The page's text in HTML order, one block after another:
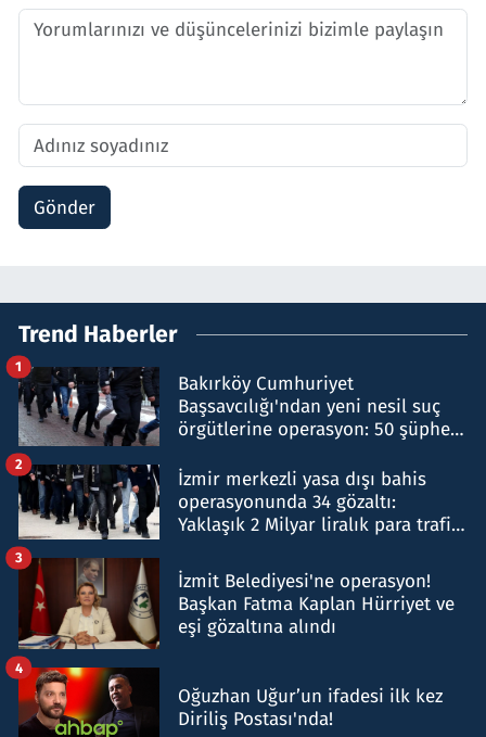
Gönder
Trend Haberler
Bakırköy Cumhuriyet
Başsavcılığı'ndan yeni nesil suç
örgütlerine operasyon: 50 şüpheli
1
İzmir merkezli yasa dışı bahis
operasyonunda 34 gözaltı:
Yaklaşık 2 Milyar liralık para trafiği
2
İzmit Belediyesi'ne operasyon!
Başkan Fatma Kaplan Hürriyet ve
eşi gözaltına alındı
3
Oğuzhan Uğur’un ifadesi ilk kez
Diriliş Postası'nda!
4